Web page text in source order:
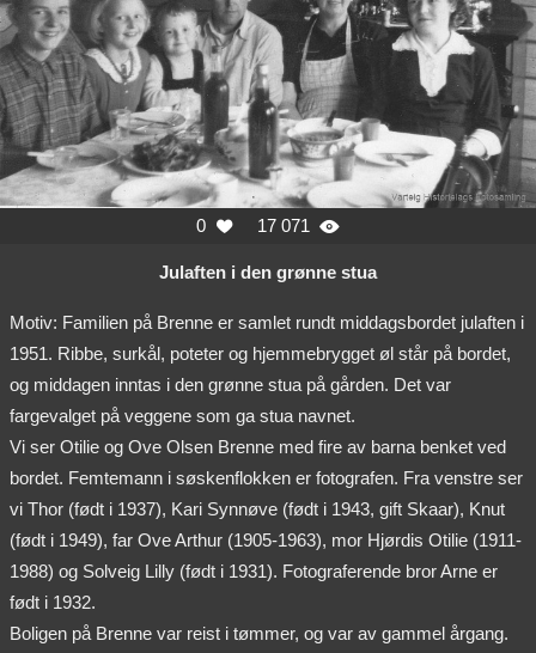
0  17 071 
Julaften i den grønne stua
Motiv: Familien på Brenne er samlet rundt middagsbordet julaften i
1951. Ribbe, surkål, poteter og hjemmebrygget øl står på bordet,
og middagen inntas i den grønne stua på gården. Det var
fargevalget på veggene som ga stua navnet.
Vi ser Otilie og Ove Olsen Brenne med fire av barna benket ved
bordet. Femtemann i søskenflokken er fotografen. Fra venstre ser
vi Thor (født i 1937), Kari Synnøve (født i 1943, gift Skaar), Knut
(født i 1949), far Ove Arthur (1905-1963), mor Hjørdis Otilie (1911-
1988) og Solveig Lilly (født i 1931). Fotograferende bror Arne er
født i 1932.
Boligen på Brenne var reist i tømmer, og var av gammel årgang.